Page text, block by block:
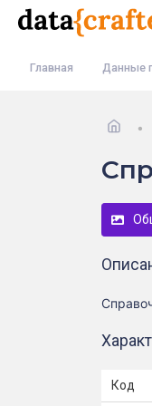
Главная Данные
Код